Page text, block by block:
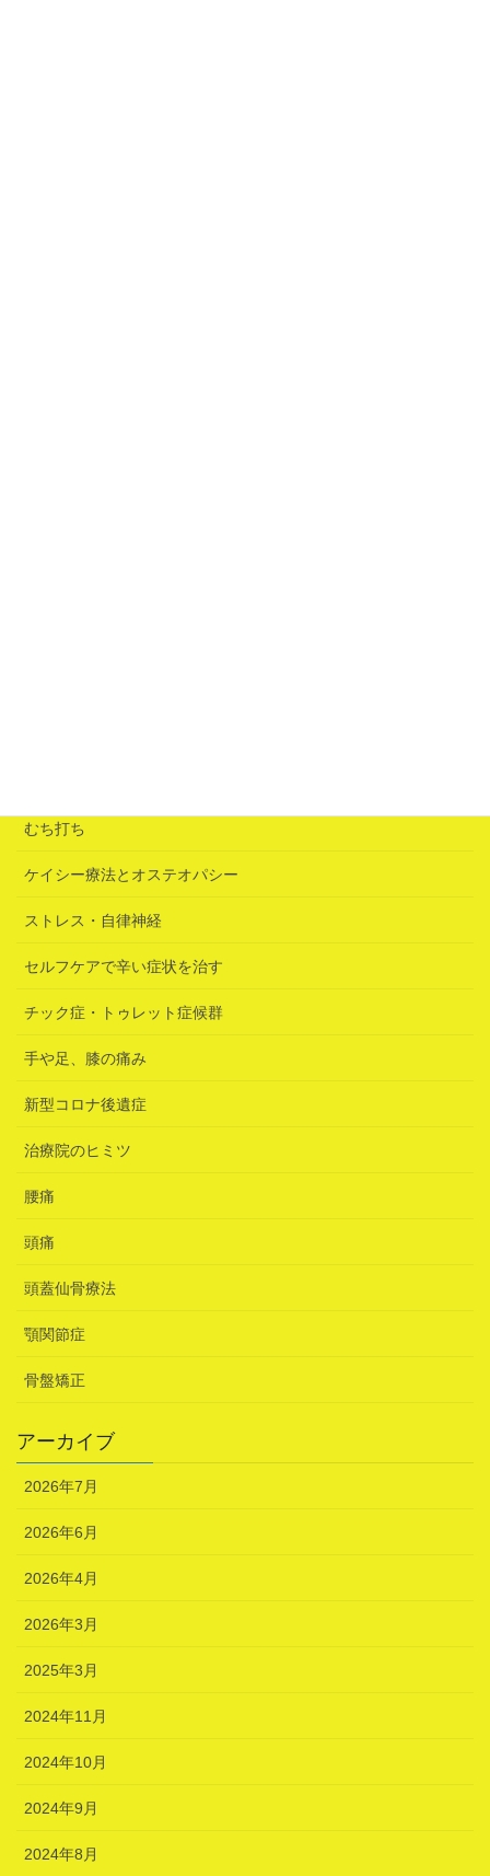
むち打ち
ケイシー療法とオステオパシー
ストレス・自律神経
セルフケアで辛い症状を治す
チック症・トゥレット症候群
手や足、膝の痛み
新型コロナ後遺症
治療院のヒミツ
腰痛
頭痛
頭蓋仙骨療法
顎関節症
骨盤矯正
アーカイブ
2026年7月
2026年6月
2026年4月
2026年3月
2025年3月
2024年11月
2024年10月
2024年9月
2024年8月